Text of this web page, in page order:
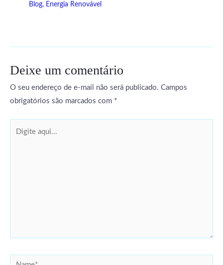
Blog, Energia Renovável
Deixe um comentário
O seu endereço de e-mail não será publicado. Campos
obrigatórios são marcados com *
Name*